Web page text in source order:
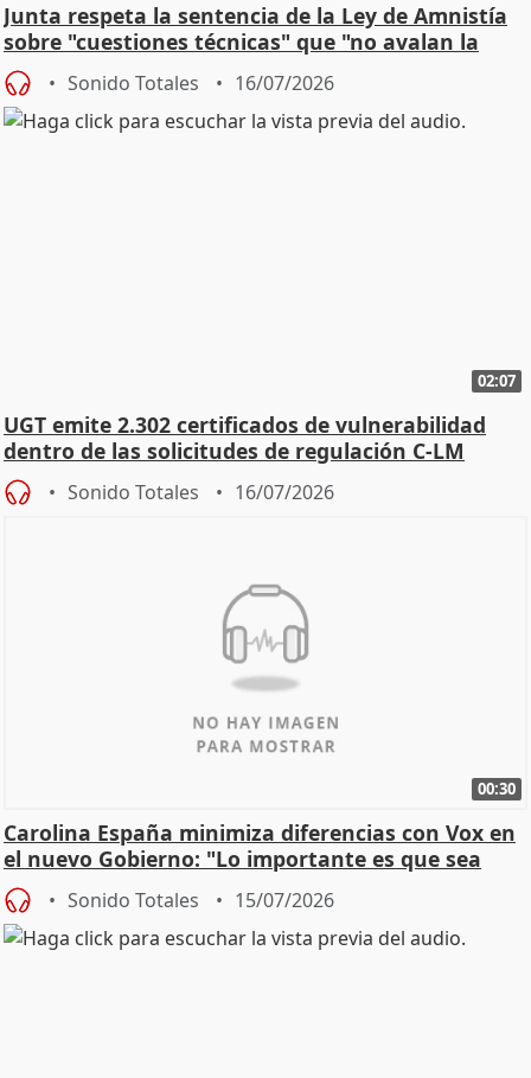
Junta respeta la sentencia de la Ley de Amnistía
sobre "cuestiones técnicas" que "no avalan la
const
Sonido Totales 16/07/2026
02:07
UGT emite 2.302 certificados de vulnerabilidad
dentro de las solicitudes de regulación C-LM
Sonido Totales 16/07/2026
00:30
Carolina España minimiza diferencias con Vox en
el nuevo Gobierno: "Lo importante es que sea
una leg
Sonido Totales 15/07/2026